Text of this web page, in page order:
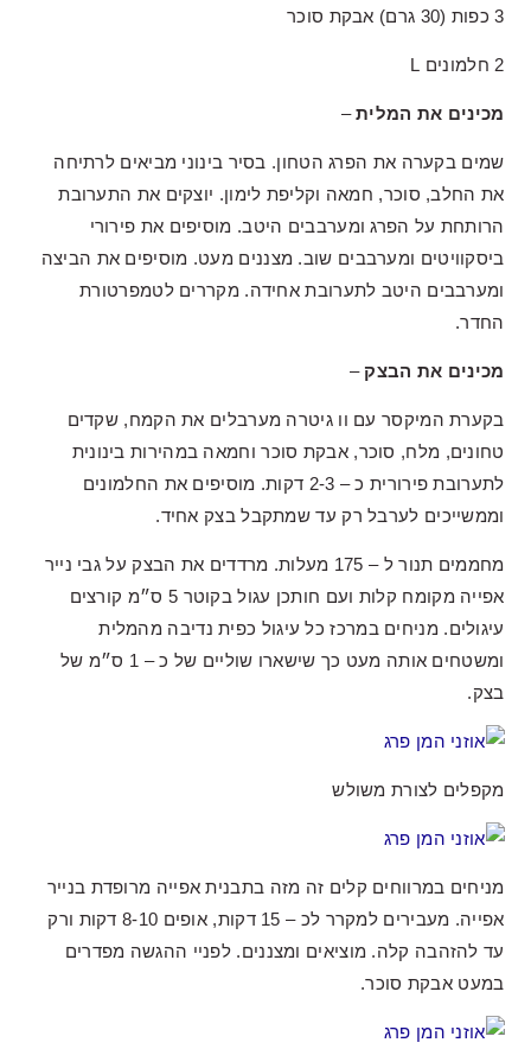
3 כפות (30 גרם) אבקת סוכר
2 חלמונים L
מכינים את המלית–
שמים בקערה את הפרג הטחון. בסיר בינוני מביאים לרתיחה
את החלב, סוכר, חמאה וקליפת לימון. יוצקים את התערובת
הרותחת על הפרג ומערבבים היטב. מוסיפים את פירורי
ביסקוויטים ומערבבים שוב. מצננים מעט. מוסיפים את הביצה
ומערבבים היטב לתערובת אחידה. מקררים לטמפרטורת
החדר.
מכינים את הבצק –
בקערת המיקסר עם וו גיטרה מערבלים את הקמח, שקדים
טחונים, מלח, סוכר, אבקת סוכר וחמאה במהירות בינונית
לתערובת פירורית כ – 2-3 דקות. מוסיפים את החלמונים
וממשייכים לערבל רק עד שמתקבל בצק אחיד.
מחממים תנור ל – 175 מעלות. מרדדים את הבצק על גבי נייר
אפייה מקומח קלות ועם חותכן עגול בקוטר 5 ס״מ קורצים
עיגולים. מניחים במרכז כל עיגול כפית נדיבה מהמלית
ומשטחים אותה מעט כך שישארו שוליים של כ – 1 ס״מ של
בצק.
מקפלים לצורת משולש
מניחים במרווחים קלים זה מזה בתבנית אפייה מרופדת בנייר
אפייה. מעבירים למקרר לכ – 15 דקות, אופים 8-10 דקות ורק
עד להזהבה קלה. מוציאים ומצננים. לפניי ההגשה מפדרים
במעט אבקת סוכר.